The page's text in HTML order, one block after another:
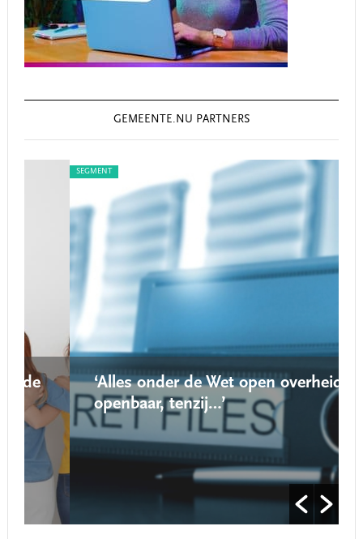
GEMEENTE.NU PARTNERS
‘Alles onder de Wet open overheid is
openbaar, tenzij…’